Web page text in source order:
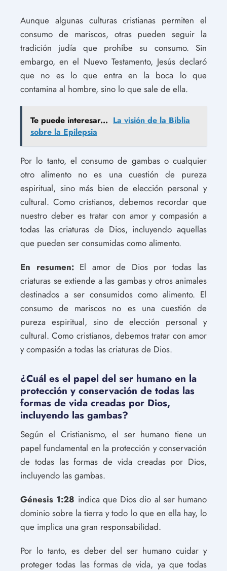
Aunque algunas culturas cristianas permiten el
consumo de mariscos, otras pueden seguir la
tradición judía que prohíbe su consumo. Sin
embargo, en el Nuevo Testamento, Jesús declaró
que no es lo que entra en la boca lo que
contamina al hombre, sino lo que sale de ella.
Te puede interesar... La visión de la Biblia
sobre la Epilepsia
Por lo tanto, el consumo de gambas o cualquier
otro alimento no es una cuestión de pureza
espiritual, sino más bien de elección personal y
cultural. Como cristianos, debemos recordar que
nuestro deber es tratar con amor y compasión a
todas las criaturas de Dios, incluyendo aquellas
que pueden ser consumidas como alimento.
En resumen:El amor de Dios por todas las
criaturas se extiende a las gambas y otros animales
destinados a ser consumidos como alimento. El
consumo de mariscos no es una cuestión de
pureza espiritual, sino de elección personal y
cultural. Como cristianos, debemos tratar con amor
y compasión a todas las criaturas de Dios.
¿Cuál es el papel del ser humano en la
protección y conservación de todas las
formas de vida creadas por Dios,
incluyendo las gambas?
Según el Cristianismo, el ser humano tiene un
papel fundamental en la protección y conservación
de todas las formas de vida creadas por Dios,
incluyendo las gambas.
Génesis 1:28 indica que Dios dio al ser humano
dominio sobre la tierra y todo lo que en ella hay, lo
que implica una gran responsabilidad.
Por lo tanto, es deber del ser humano cuidar y
proteger todas las formas de vida, ya que todas